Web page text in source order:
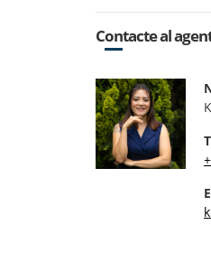
Contacte al